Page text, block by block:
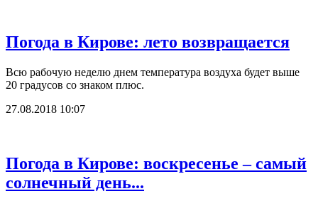
Погода в Кирове: лето возвращается
Всю рабочую неделю днем температура воздуха будет выше
20 градусов со знаком плюс.
27.08.2018 10:07
Погода в Кирове: воскресенье – самый
солнечный день...